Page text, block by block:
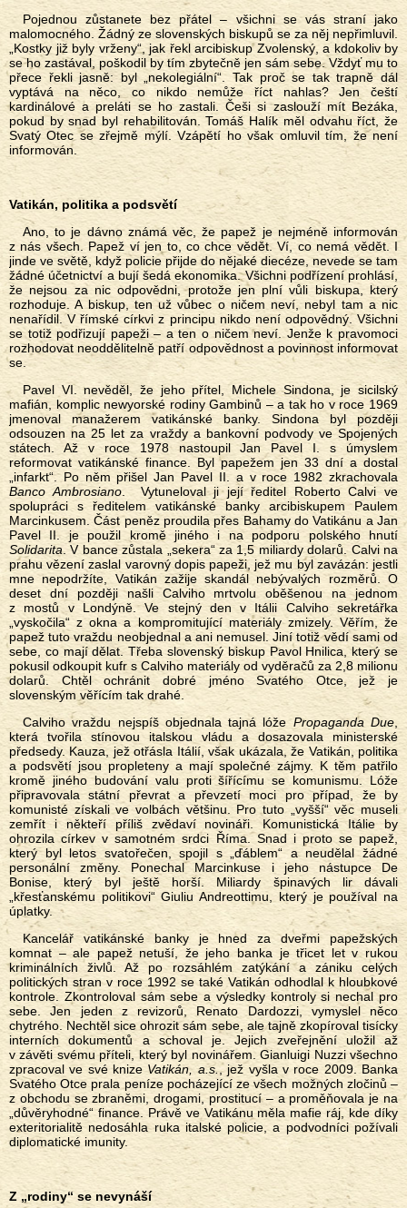
Pojednou zůstanete bez přátel – všichni se vás straní jako
malomocného. Žádný ze slovenských biskupů se za něj nepřimluvil.
„Kostky již byly vrženy“, jak řekl arcibiskup Zvolenský, a kdokoliv by
se ho zastával, poškodil by tím zbytečně jen sám sebe. Vždyť mu to
přece řekli jasně: byl „nekolegiální“. Tak proč se tak trapně dál
vyptává na něco, co nikdo nemůže říct nahlas? Jen čeští
kardinálové a preláti se ho zastali. Češi si zaslouží mít Bezáka,
pokud by snad byl rehabilitován. Tomáš Halík měl odvahu říct, že
Svatý Otec se zřejmě mýlí. Vzápětí ho však omluvil tím, že není
informován.
Vatikán, politika a podsvětí
Ano, to je dávno známá věc, že papež je nejméně informován
z nás všech. Papež ví jen to, co chce vědět. Ví, co nemá vědět. I
jinde ve světě, když policie přijde do nějaké diecéze, nevede se tam
žádné účetnictví a bují šedá ekonomika. Všichni podřízení prohlásí,
že nejsou za nic odpovědni, protože jen plní vůli biskupa, který
rozhoduje. A biskup, ten už vůbec o ničem neví, nebyl tam a nic
nenařídil. V římské církvi z principu nikdo není odpovědný. Všichni
se totiž podřizují papeži – a ten o ničem neví. Jenže k pravomoci
rozhodovat neoddělitelně patří odpovědnost a povinnost informovat
se.
Pavel VI. nevěděl, že jeho přítel, Michele Sindona, je sicilský
mafián, komplic newyorské rodiny Gambinů – a tak ho v roce 1969
jmenoval manažerem vatikánské banky. Sindona byl později
odsouzen na 25 let za vraždy a bankovní podvody ve Spojených
státech. Až v roce 1978 nastoupil Jan Pavel I. s úmyslem
reformovat vatikánské finance. Byl papežem jen 33 dní a dostal
„infarkt“. Po něm přišel Jan Pavel II. a v roce 1982 zkrachovala
Banco Ambrosiano. Vytuneloval ji její ředitel Roberto Calvi ve
spolupráci s ředitelem vatikánské banky arcibiskupem Paulem
Marcinkusem. Část peněz proudila přes Bahamy do Vatikánu a Jan
Pavel II. je použil kromě jiného i na podporu polského hnutí
Solidarita . V bance zůstala „sekera“ za 1,5 miliardy dolarů. Calvi na
prahu vězení zaslal varovný dopis papeži, jež mu byl zavázán: jestli
mne nepodržíte, Vatikán zažije skandál nebývalých rozměrů. O
deset dní později našli Calviho mrtvolu oběšenou na jednom
z mostů v Londýně. Ve stejný den v Itálii Calviho sekretářka
„vyskočila“ z okna a kompromitující materiály zmizely. Věřím, že
papež tuto vraždu neobjednal a ani nemusel. Jiní totiž vědí sami od
sebe, co mají dělat. Třeba slovenský biskup Pavol Hnilica, který se
pokusil odkoupit kufr s Calviho materiály od vyděračů za 2,8 milionu
dolarů. Chtěl ochránit dobré jméno Svatého Otce, jež je
slovenským věřícím tak drahé.
Calviho vraždu nejspíš objednala tajná lóžePropaganda Due
která tvořila stínovou italskou vládu a dosazovala ministerské
předsedy. Kauza, jež otřásla Itálií, však ukázala, že Vatikán, politika
a podsvětí jsou propleteny a mají společné zájmy. K těm patřilo
kromě jiného budování valu proti šířícímu se komunismu. Lóže
připravovala státní převrat a převzetí moci pro případ, že by
komunisté získali ve volbách většinu. Pro tuto „vyšší“ věc museli
zemřít i někteří příliš zvědaví novináři. Komunistická Itálie by
ohrozila církev v samotném srdci Říma. Snad i proto se papež,
který byl letos svatořečen, spojil s „ďáblem“ a neudělal žádné
personální změny. Ponechal Marcinkuse i jeho nástupce De
Bonise, který byl ještě horší. Miliardy špinavých lir dávali
„křesťanskému politikovi“ Giuliu Andreottimu, který je používal na
úplatky.
Kancelář vatikánské banky je hned za dveřmi papežských
komnat – ale papež netuší, že jeho banka je třicet let v rukou
kriminálních živlů. Až po rozsáhlém zatýkání a zániku celých
politických stran v roce 1992 se také Vatikán odhodlal k hloubkové
kontrole. Zkontroloval sám sebe a výsledky kontroly si nechal pro
sebe. Jen jeden z revizorů, Renato Dardozzi, vymyslel něco
chytrého. Nechtěl sice ohrozit sám sebe, ale tajně zkopíroval tisícky
interních dokumentů a schoval je. Jejich zveřejnění uložil až
v závěti svému příteli, který byl novinářem. Gianluigi Nuzzi všechno
zpracoval ve své knizeVatikán, a.s., jež vyšla v roce 2009. Banka
Svatého Otce prala peníze pocházející ze všech možných zločinů –
z obchodu se zbraněmi, drogami, prostitucí – a proměňovala je na
„důvěryhodné“ finance. Právě ve Vatikánu měla mafie ráj, kde díky
exteritorialitě nedosáhla ruka italské policie, a podvodníci požívali
diplomatické imunity.
Z „rodiny“ se nevynáší